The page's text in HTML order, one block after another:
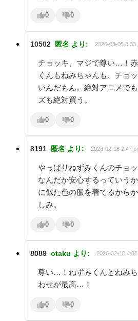
0 0
10502 匿名 より: 2026-03-05 8:33
チョッキ、マジで尊い…！
くんもねみちゃんも、チョ
いんだもん。絶対アニメで
ズも絶対買う。
0 0
8191 匿名 より: 2026-02-18 2:47
やっぱりねずみくんのチョ
なんだか安心するっていう
に似た色の服を着てるから
しみ。
0 0
8089 otaku より: 2026-02-18
尊い…！ねずみくんとねみ
わせが最高…！
0 0